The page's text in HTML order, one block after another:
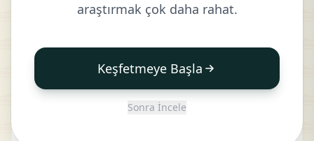
çıkardığı) hiç bir şeyden uğursuzluk
çıkarmazdı. Bir memur göndereceği zaman
ismini sorardı, hoşuna giderse sevinirdi ve
hatta bunun neşesi yüzünde görülürdü.
araştırmak çok daha rahat.
Keşfetmeye Başla
Sonra İncele